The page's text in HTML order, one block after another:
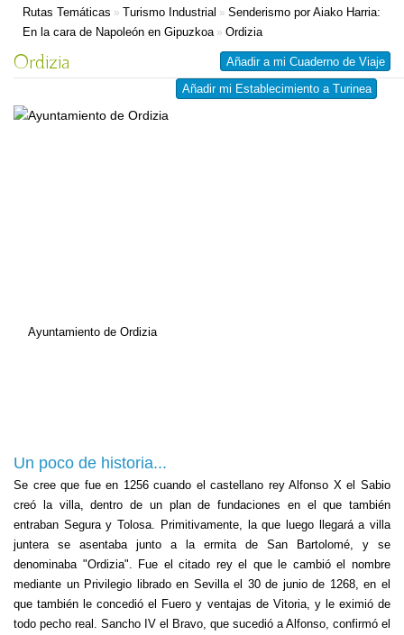
Rutas Temáticas » Turismo Industrial » Senderismo por Aiako Harria:
En la cara de Napoleón en Gipuzkoa» Ordizia
Añadir a mi Cuaderno de Viaje
Añadir mi Establecimiento a Turinea
Ordizia
Ayuntamiento de Ordizia
Un poco de historia...
Se cree que fue en 1256 cuando el castellano rey Alfonso X el Sabio
creó la villa, dentro de un plan de fundaciones en el que también
entraban Segura y Tolosa. Primitivamente, la que luego llegará a villa
juntera se asentaba junto a la ermita de San Bartolomé, y se
denominaba "Ordizia". Fue el citado rey el que le cambió el nombre
mediante un Privilegio librado en Sevilla el 30 de junio de 1268, en el
que también le concedió el Fuero y ventajas de Vitoria, y le eximió de
todo pecho real. Sancho IV el Bravo, que sucedió a Alfonso, confirmó el